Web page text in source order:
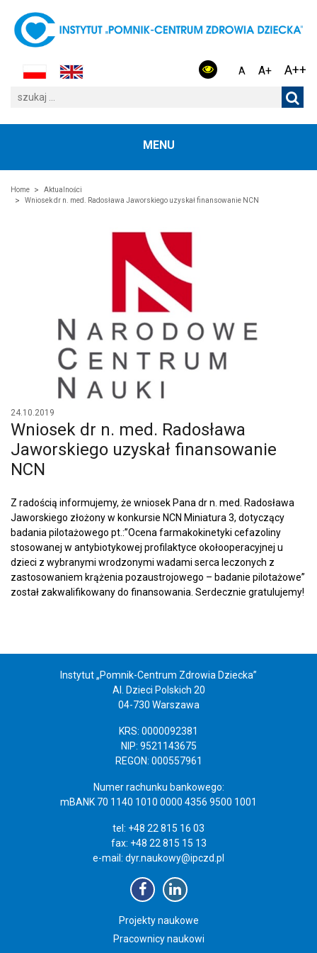
A A+ A++
MENU
Home
Aktualności
Wniosek dr n. med. Radosława Jaworskiego uzyskał finansowanie NCN
24.10.2019
Wniosek dr n. med. Radosława
Jaworskiego uzyskał finansowanie
NCN
Z radością informujemy, że wniosek Pana dr n. med. Radosława
Jaworskiego złożony w konkursie NCN Miniatura 3, dotyczący
badania pilotażowego pt.:”Ocena farmakokinetyki cefazoliny
stosowanej w antybiotykowej profilaktyce okołooperacyjnej u
dzieci z wybranymi wrodzonymi wadami serca leczonych z
zastosowaniem krążenia pozaustrojowego – badanie pilotażowe”
został zakwalifikowany do finansowania. Serdecznie gratulujemy!
Instytut „Pomnik-Centrum Zdrowia Dziecka”
Al. Dzieci Polskich 20
04-730 Warszawa
KRS: 0000092381
NIP: 9521143675
REGON: 000557961
Numer rachunku bankowego:
mBANK 70 1140 1010 0000 4356 9500 1001
tel: +48 22 815 16 03
fax: +48 22 815 15 13
e-mail: dyr.naukowy@ipczd.pl
Projekty naukowe
Pracownicy naukowi